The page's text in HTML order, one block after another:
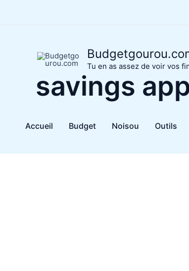
Tu en as assez de voir vos
Accueil Budget Noisou Outils
savings